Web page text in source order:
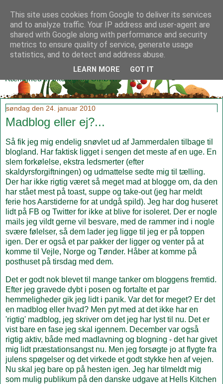
Klidmoster.dk
Kærlighed til økologi og SMØR!
søndag den 24. januar 2010
Madblog eller ej?...
Så fik jeg mig endelig snøvlet ud af Jammerdalen tilbage til
blogland. Har faktisk ligget i sengen det meste af en uge. En
slem forkølelse, ekstra ledsmerter (efter
skaldyrsforgiftningen) og udmattelse sedte mig til tælling.
Der har ikke rigtig været så meget mad at blogge om, da den
har stået mest på toast, suppe og take-out (jeg har meldt
ferie hos Aarstiderne for at undgå spild). Jeg har dog huseret
lidt på FB og Twitter for ikke at blive for isoleret. Der er nogle
mails jeg vildt gerne vil besvare, med de rammer ind i nogle
svære følelser, så dem lader jeg ligge til jeg er på toppen
igen. Der er også et par pakker der ligger og venter på at
komme til Vejle, Norge og Tønder. Håber at komme på
posthuset på tirsdag med dem.
Det er godt nok blevet til mange tanker om bloggens fremtid.
Efter jeg gravede dybt i posen og fortalte et par
hemmeligheder gik jeg lidt i panik. Var det for meget? Er det
en madblog eller hvad? Men pyt med at det ikke har en
'rigtig' madblog, jeg skriver om det jeg har lyst til nu. Det er
vist bare en fase jeg skal igennem. December var også
rigtig aktiv, både med madlavning og blogning - det har givet
mig lidt præstationsangst nu. Men jeg forsøgte jo at flygte fra
julens spøgelser og det virkede et godt stykke hen af vejen.
Nu skal jeg bare op på hesten igen. Jeg har tilmeldt mig
som mulig publikum på den danske udgave at Hells Kitchen
This site uses cookies from Google to deliver its services
and to analyze traffic. Your IP address and user-agent are
shared with Google along with performance and security
metrics to ensure quality of service, generate usage
statistics, and to detect and address abuse.
LEARN MORE GOT IT